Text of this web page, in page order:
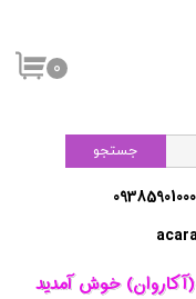
۰
جستجو
خوش آمدید